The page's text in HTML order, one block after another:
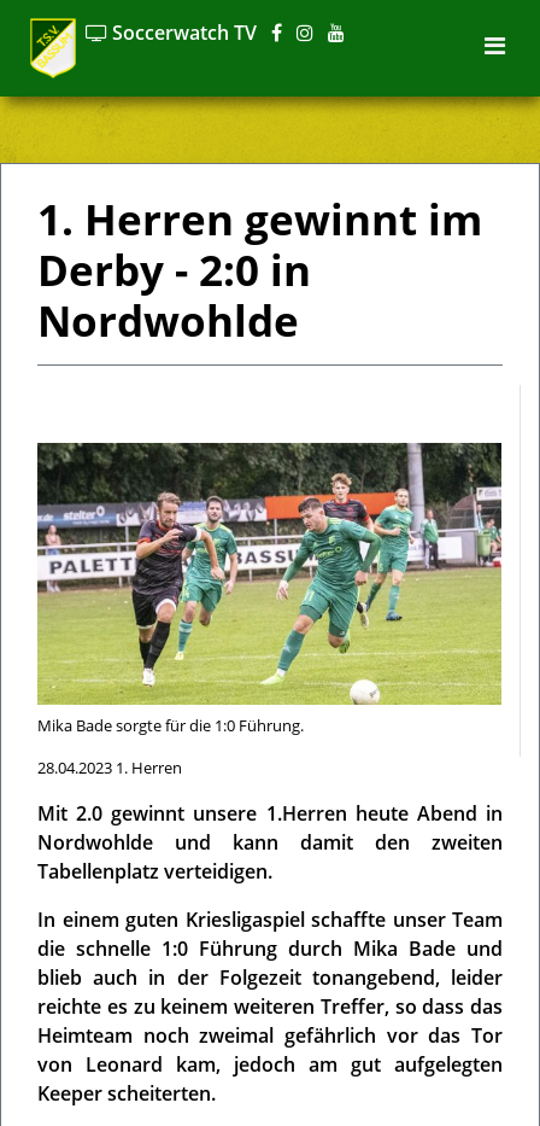
Soccerwatch TV
1. Herren gewinnt im
Derby - 2:0 in
Nordwohlde
28.04.2023 1. Herren
Mit 2.0 gewinnt unsere 1.Herren heute Abend in
Nordwohlde und kann damit den zweiten
Tabellenplatz verteidigen.
In einem guten Kriesligaspiel schaffte unser Team
die schnelle 1:0 Führung durch Mika Bade und
blieb auch in der Folgezeit tonangebend, leider
reichte es zu keinem weiteren Treffer, so dass das
Heimteam noch zweimal gefährlich vor das Tor
von Leonard kam, jedoch am gut aufgelegten
Keeper scheiterten.
Mika Bade sorgte für die 1:0 Führung.